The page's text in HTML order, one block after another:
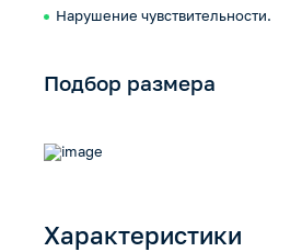
Нарушение чувствительности.
Подбор размера
Характеристики